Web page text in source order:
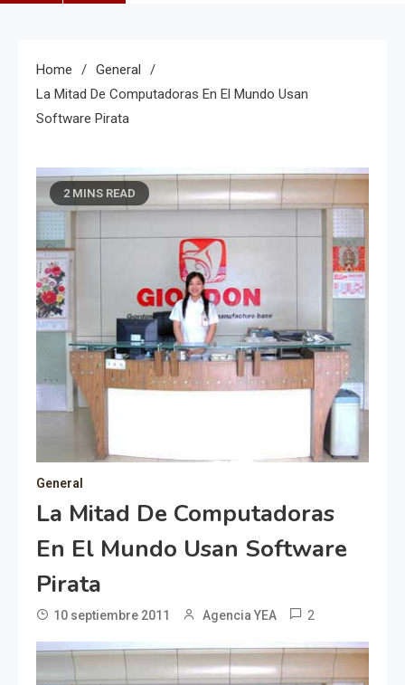
Home
General
La Mitad De Computadoras En El Mundo Usan
Software Pirata
2 MINS READ
General
La Mitad De Computadoras
En El Mundo Usan Software
Pirata
10 septiembre 2011 Agencia YEA 2